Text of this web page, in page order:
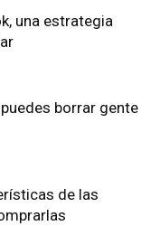
una estrategia
borrar gente
de las